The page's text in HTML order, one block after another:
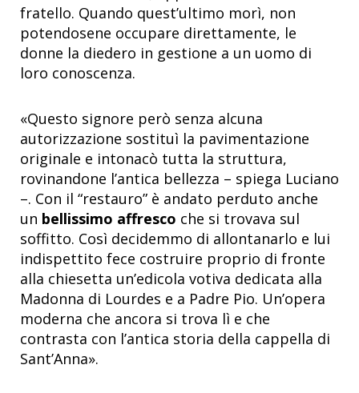
fratello. Quando quest’ultimo morì, non
potendosene occupare direttamente, le
donne la diedero in gestione a un uomo di
loro conoscenza.
«Questo signore però senza alcuna
autorizzazione sostituì la pavimentazione
originale e intonacò tutta la struttura,
rovinandone l’antica bellezza – spiega Luciano
–. Con il “restauro” è andato perduto anche
un bellissimo affresco che si trovava sul
soffitto. Così decidemmo di allontanarlo e lui
indispettito fece costruire proprio di fronte
alla chiesetta un’edicola votiva dedicata alla
Madonna di Lourdes e a Padre Pio. Un’opera
moderna che ancora si trova lì e che
contrasta con l’antica storia della cappella di
Sant’Anna».